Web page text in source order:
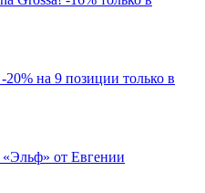
на 9 позиции только в
«Эльф» от Евгении